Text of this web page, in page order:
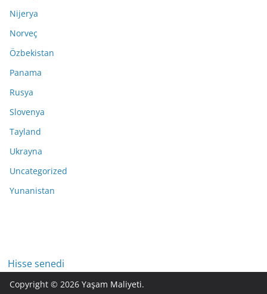
Nijerya
Norveç
Özbekistan
Panama
Rusya
Slovenya
Tayland
Ukrayna
Uncategorized
Yunanistan
Hisse senedi
Copyright © 2026 Yaşam Maliyeti.